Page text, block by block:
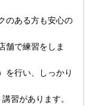
のある方も安心の
舗で練習をしま
を行い、しっかり
習があります。